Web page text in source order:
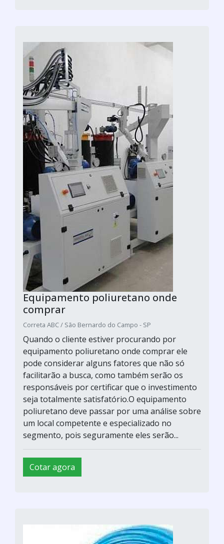
Equipamento poliuretano onde
comprar
Correta ABC / São Bernardo do Campo - SP
Quando o cliente estiver procurando por
equipamento poliuretano onde comprar ele
pode considerar alguns fatores que não só
facilitarão a busca, como também serão os
responsáveis por certificar que o investimento
seja totalmente satisfatório.O equipamento
poliuretano deve passar por uma análise sobre
um local competente e especializado no
segmento, pois seguramente eles serão...
Cotar agora